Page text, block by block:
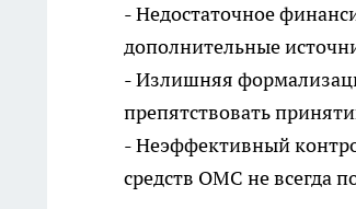
- Недостаточное
дополнительные
- Излишняя
препятствовать
- Неэффективный
средств ОМС не всегда